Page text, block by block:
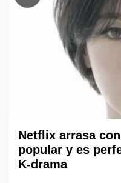
Netflix arrasa
popular y es
K-drama